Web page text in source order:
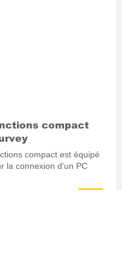
compact
compact est équipé
la connexion d'un PC